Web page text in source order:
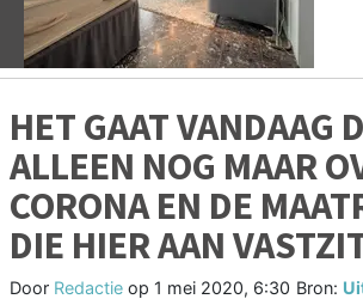
HET GAAT VANDAAG
ALLEEN NOG MAAR
CORONA EN DE
DIE HIER AAN
Door Redactie op 1 mei 2020, 6:30 Bron: